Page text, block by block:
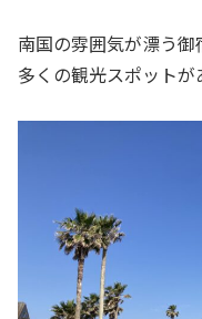
南国の雰囲気が漂う
多くの観光スポットが